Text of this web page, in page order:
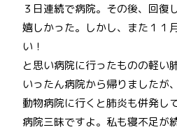
３日連続で病院。その後、回復
嬉しかった。しかし、また１１
い！
と思い病院に行ったものの軽い
いったん病院から帰りましたが
動物病院に行くと肺炎も併発し
病院三昧ですよ。私も寝不足が